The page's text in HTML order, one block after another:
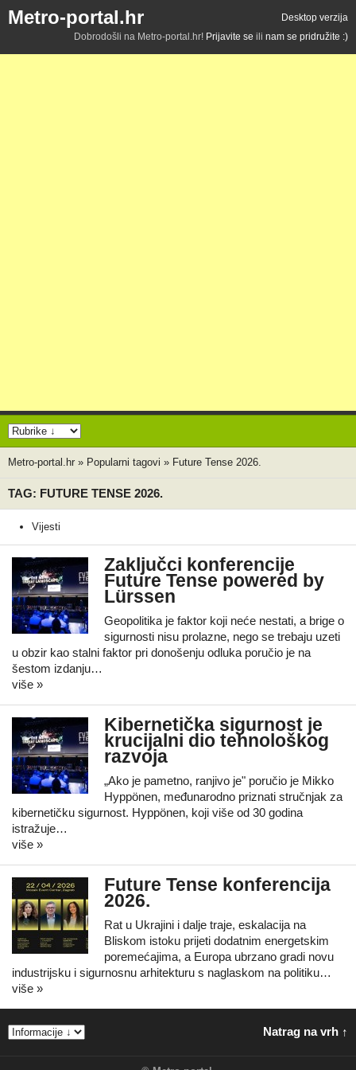
Metro-portal.hr
Desktop verzija
Dobrodošli na Metro-portal.hr! Prijavite se ili nam se pridružite :)
Metro-portal.hr » Popularni tagovi » Future Tense 2026.
TAG: FUTURE TENSE 2026.
Vijesti
Zaključci konferencije
Future Tense powered by
Lürssen
Geopolitika je faktor koji neće nestati, a brige o
sigurnosti nisu prolazne, nego se trebaju uzeti
u obzir kao stalni faktor pri donošenju odluka poručio je na
šestom izdanju…
više »
Kibernetička sigurnost je
krucijalni dio tehnološkog
razvoja
„Ako je pametno, ranjivo je" poručio je Mikko
Hyppönen, međunarodno priznati stručnjak za
kibernetičku sigurnost. Hyppönen, koji više od 30 godina
istražuje…
više »
Future Tense konferencija
2026.
Rat u Ukrajini i dalje traje, eskalacija na
Bliskom istoku prijeti dodatnim energetskim
poremećajima, a Europa ubrzano gradi novu
industrijsku i sigurnosnu arhitekturu s naglaskom na politiku…
više »
Natrag na vrh ↑